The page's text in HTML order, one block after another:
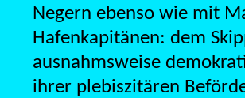
Negern ebenso wie mit
Hafenkapitänen: dem
ausnahmsweise
ihrer plebiszitären